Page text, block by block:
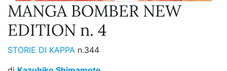
MANGA BOMBER NEW
EDITION n. 4
STORIE DI KAPPA n.344